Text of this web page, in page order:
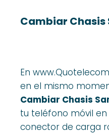
Cambiar Chasis
En
en el mismo
Cambiar Chasis
tu teléfono móvil
conector de carga